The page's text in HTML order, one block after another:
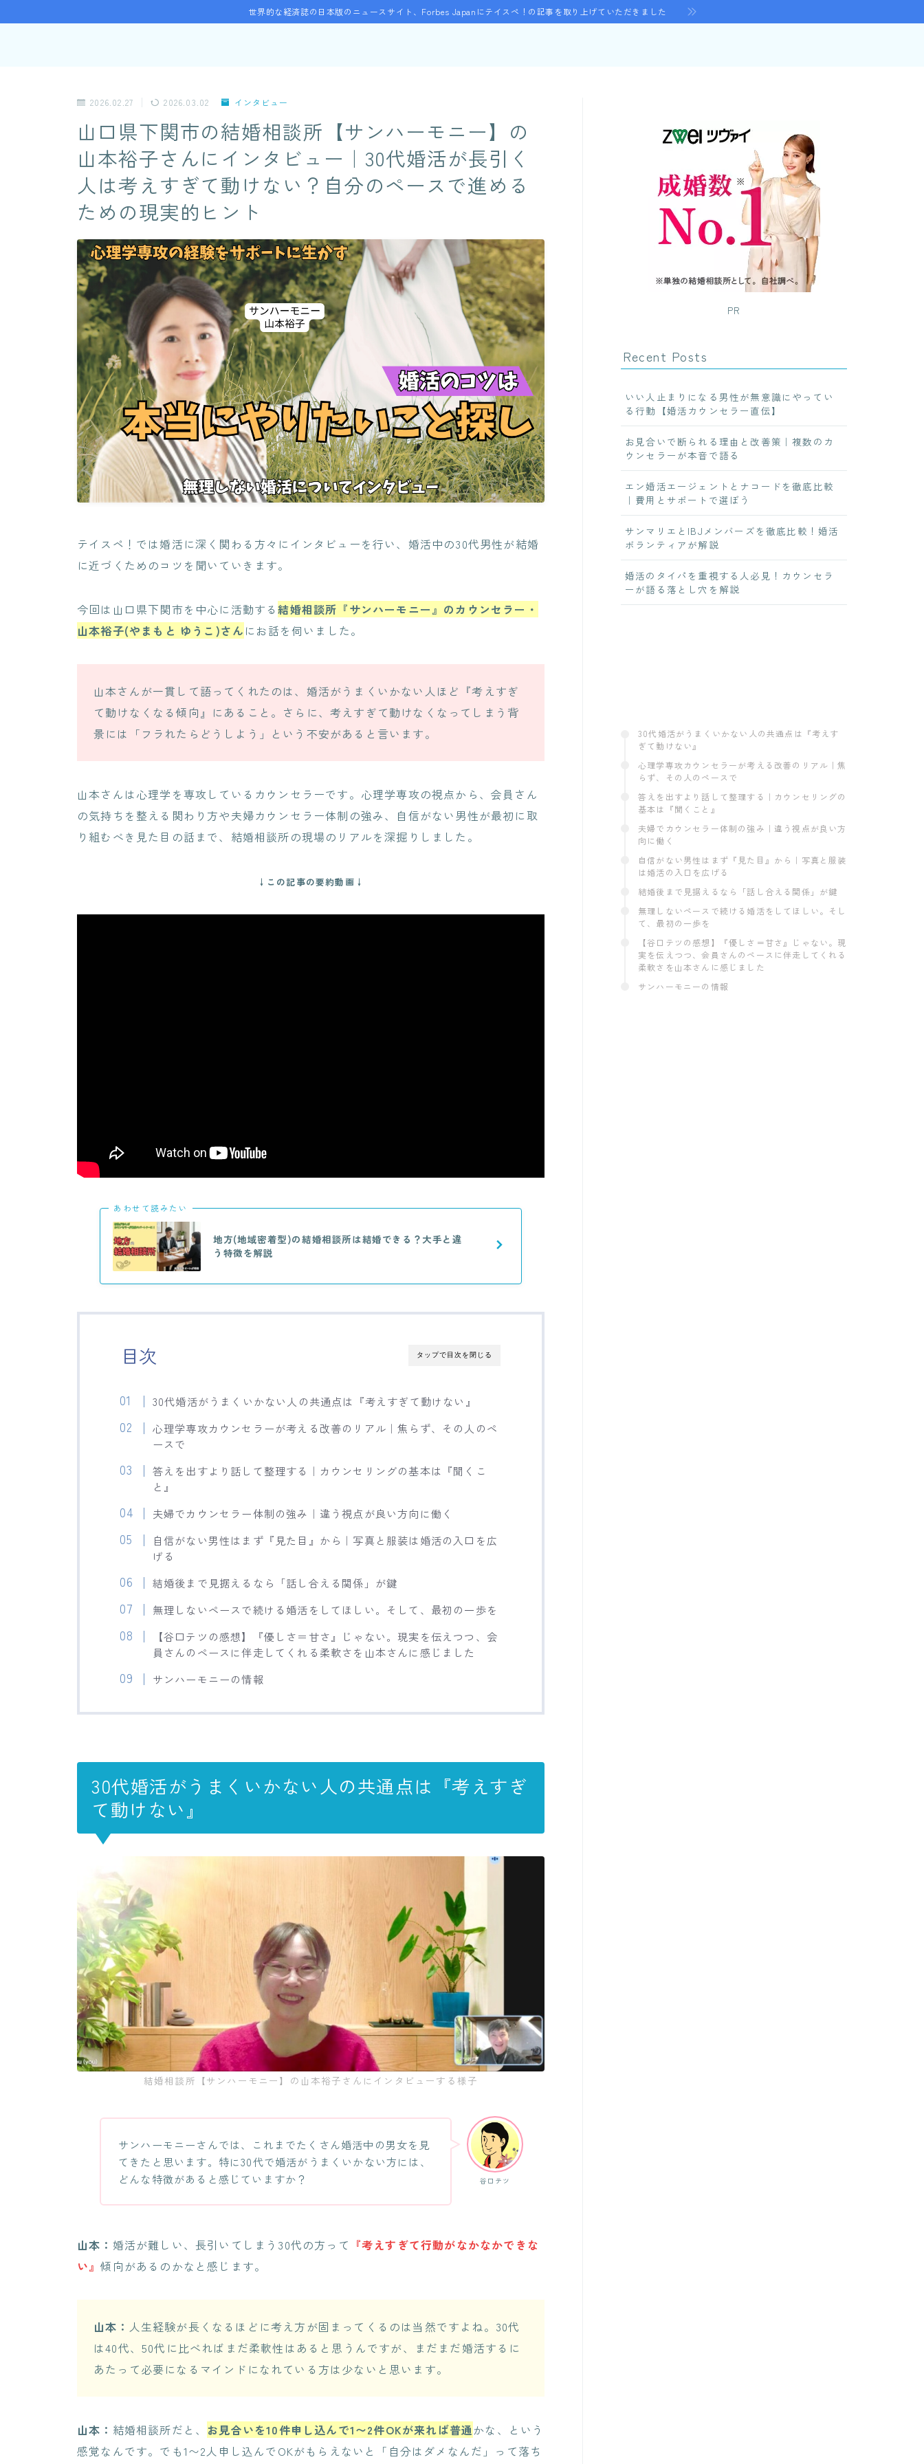
世界的な経済誌の日本版のニュースサイト、Forbes Japanにテイスペ！の記事を取り上げていただきました
2026.02.27 2026.03.02 インタビュー
山口県下関市の結婚相談所【サンハーモニー】の
山本裕子さんにインタビュー｜30代婚活が長引く
人は考えすぎて動けない？自分のペースで進める
ための現実的ヒント
テイスペ！では婚活に深く関わる方々にインタビューを行い、婚活中の30代男性が結婚
に近づくためのコツを聞いていきます。
今回は山口県下関市を中心に活動する結婚相談所『サンハーモニー』のカウンセラー・
山本裕子(やまもと ゆうこ)さん にお話を伺いました。
山本さんが一貫して語ってくれたのは、婚活がうまくいかない人ほど『考えすぎ
て動けなくなる傾向』にあること。さらに、考えすぎて動けなくなってしまう背
景には「フラれたらどうしよう」という不安があると言います。
山本さんは心理学を専攻しているカウンセラーです。心理学専攻の視点から、会員さん
の気持ちを整える関わり方や夫婦カウンセラー体制の強み、自信がない男性が最初に取
り組むべき見た目の話まで、結婚相談所の現場のリアルを深掘りしました。
↓この記事の要約動画↓
あわせて読みたい
地方(地域密着型)の結婚相談所は結婚できる？大手と違
う特徴を解説
タップで目次を閉じる
目次
30代婚活がうまくいかない人の共通点は『考えすぎて動けない』
心理学専攻カウンセラーが考える改善のリアル｜焦らず、その人のペ
ースで
答えを出すより話して整理する｜カウンセリングの基本は『聞くこ
と』
夫婦でカウンセラー体制の強み｜違う視点が良い方向に働く
自信がない男性はまず『見た目』から｜写真と服装は婚活の入口を広
げる
結婚後まで見据えるなら「話し合える関係」が鍵
無理しないペースで続ける婚活をしてほしい。そして、最初の一歩を
【谷口テツの感想】『優しさ＝甘さ』じゃない。現実を伝えつつ、会
員さんのペースに伴走してくれる柔軟さを山本さんに感じました
サンハーモニーの情報
30代婚活がうまくいかない人の共通点は『考えすぎ
て動けない』
結婚相談所【サンハーモニー】の山本裕子さんにインタビューする様子
谷口テツ
サンハーモニーさんでは、これまでたくさん婚活中の男女を見
てきたと思います。特に30代で婚活がうまくいかない方には、
どんな特徴があると感じていますか？
山本： 婚活が難しい、長引いてしまう30代の方って 『考えすぎて行動がなかなかできな
い』傾向があるのかなと感じます。
山本： 人生経験が長くなるほどに考え方が固まってくるのは当然ですよね。30代
は40代、50代に比べればまだ柔軟性はあると思うんですが、まだまだ婚活するに
あたって必要になるマインドになれている方は少ないと思います。
山本： 結婚相談所だと、 お見合いを10件申し込んで1〜2件OKが来れば普通 かな、という
感覚なんです。でも1〜2人申し込んでOKがもらえないと「自分はダメなんだ」って落ち
PR
Recent Posts
いい人止まりになる男性が無意識にやってい
る行動【婚活カウンセラー直伝】
お見合いで断られる理由と改善策｜複数のカ
ウンセラーが本音で語る
エン婚活エージェントとナコードを徹底比較
｜費用とサポートで選ぼう
サンマリエとIBJメンバーズを徹底比較！婚活
ボランティアが解説
婚活のタイパを重視する人必見！カウンセラ
ーが語る落とし穴を解説
30代婚活がうまくいかない人の共通点は『考えす
ぎて動けない』
心理学専攻カウンセラーが考える改善のリアル｜焦
らず、その人のペースで
答えを出すより話して整理する｜カウンセリングの
基本は『聞くこと』
夫婦でカウンセラー体制の強み｜違う視点が良い方
向に働く
自信がない男性はまず『見た目』から｜写真と服装
は婚活の入口を広げる
結婚後まで見据えるなら「話し合える関係」が鍵
無理しないペースで続ける婚活をしてほしい。そし
て、最初の一歩を
【谷口テツの感想】『優しさ＝甘さ』じゃない。現
実を伝えつつ、会員さんのペースに伴走してくれる
柔軟さを山本さんに感じました
サンハーモニーの情報